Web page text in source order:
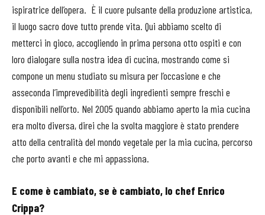
ispiratrice dell’opera. È il cuore pulsante della produzione artistica,
il luogo sacro dove tutto prende vita. Qui abbiamo scelto di
metterci in gioco, accogliendo in prima persona otto ospiti e con
loro dialogare sulla nostra idea di cucina, mostrando come si
compone un menu studiato su misura per l’occasione e che
asseconda l’imprevedibilità degli ingredienti sempre freschi e
disponibili nell’orto. Nel 2005 quando abbiamo aperto la mia cucina
era molto diversa, direi che la svolta maggiore è stato prendere
atto della centralità del mondo vegetale per la mia cucina, percorso
che porto avanti e che mi appassiona.
E come è cambiato, se è cambiato, lo chef Enrico
Crippa?